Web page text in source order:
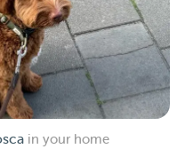
in your home